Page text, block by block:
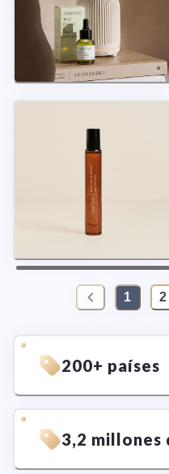
200+ países
3,2 millones
1 2